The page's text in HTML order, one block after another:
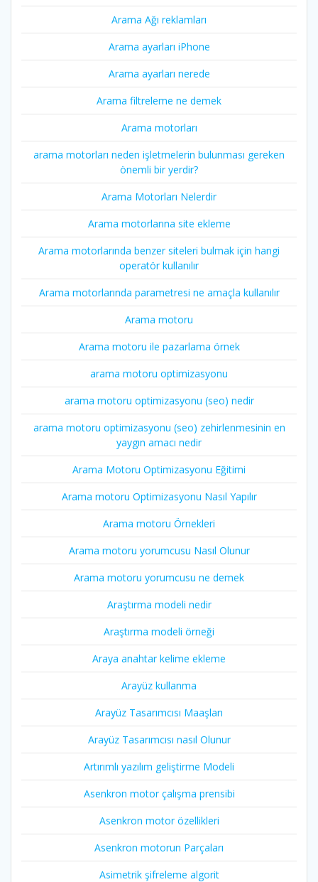
Arama Ağı reklamları
Arama ayarları iPhone
Arama ayarları nerede
Arama filtreleme ne demek
Arama motorları
arama motorları neden işletmelerin bulunması gereken
önemli bir yerdir?
Arama Motorları Nelerdir
Arama motorlarına site ekleme
Arama motorlarında benzer siteleri bulmak için hangi
operatör kullanılır
Arama motorlarında parametresi ne amaçla kullanılır
Arama motoru
Arama motoru ile pazarlama örnek
arama motoru optimizasyonu
arama motoru optimizasyonu (seo) nedir
arama motoru optimizasyonu (seo) zehirlenmesinin en
yaygın amacı nedir
Arama Motoru Optimizasyonu Eğitimi
Arama motoru Optimizasyonu Nasıl Yapılır
Arama motoru Örnekleri
Arama motoru yorumcusu Nasıl Olunur
Arama motoru yorumcusu ne demek
Araştırma modeli nedir
Araştırma modeli örneği
Araya anahtar kelime ekleme
Arayüz kullanma
Arayüz Tasarımcısı Maaşları
Arayüz Tasarımcısı nasıl Olunur
Artırımlı yazılım geliştirme Modeli
Asenkron motor çalışma prensibi
Asenkron motor özellikleri
Asenkron motorun Parçaları
Asimetrik şifreleme algorit